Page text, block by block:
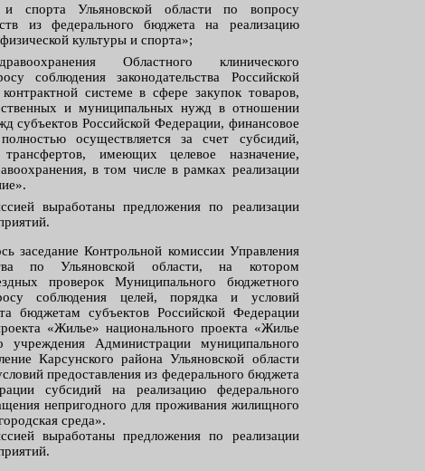
и спорта Ульяновской области по вопросу
из федерального бюджета на реализацию
культуры и спорта»;
Областного клинического
соблюдения законодательства Российской
системе в сфере закупок товаров,
и муниципальных нужд в отношении
субъектов Российской Федерации, финансовое
осуществляется за счет субсидий,
имеющих целевое назначение,
в том числе в рамках реализации
выработаны предложения по реализации
заседание Контрольной комиссии Управления
по Ульяновской области, на котором
проверок Муниципального бюджетного
соблюдения целей, порядка и условий
бюджетам субъектов Российской Федерации
«Жилье» национального проекта «Жилье
Администрации муниципального
Карсунского района Ульяновской области
предоставления из федерального бюджета
субсидий на реализацию федерального
непригодного для проживания жилищного
среда».
выработаны предложения по реализации